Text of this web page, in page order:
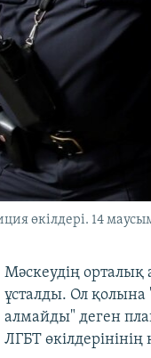
өкілдері. 14
Мәскеудің
ұсталды. Ол қолына
алмайды" деген
ЛГБТ